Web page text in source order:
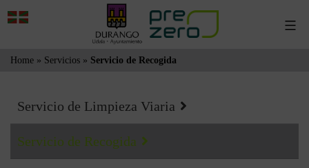
Saltar
contenido
Home » Servicios » Servicio de Recogida
Servicio de Limpieza Viaria
Servicio de Recogida